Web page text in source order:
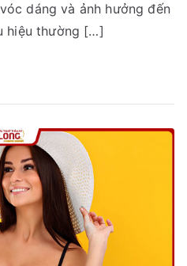
dáng và ảnh hưởng đến
hiệu thường […]